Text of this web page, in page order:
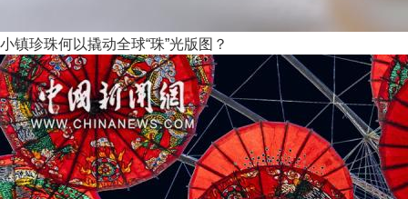
小镇珍珠何以撬动全球“珠”光版图？